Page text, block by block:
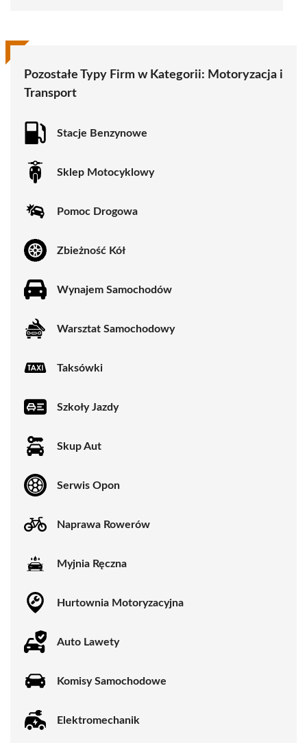
Pozostałe Typy Firm w Kategorii: Motoryzacja i
Transport
Stacje Benzynowe
Sklep Motocyklowy
Pomoc Drogowa
Zbieżność Kół
Wynajem Samochodów
Warsztat Samochodowy
Taksówki
Szkoły Jazdy
Skup Aut
Serwis Opon
Naprawa Rowerów
Myjnia Ręczna
Hurtownia Motoryzacyjna
Auto Lawety
Komisy Samochodowe
Elektromechanik